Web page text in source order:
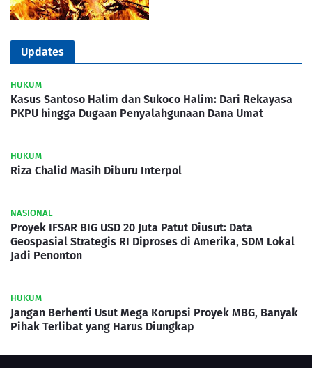
Updates
HUKUM
Kasus Santoso Halim dan Sukoco Halim: Dari Rekayasa
PKPU hingga Dugaan Penyalahgunaan Dana Umat
HUKUM
Riza Chalid Masih Diburu Interpol
NASIONAL
Proyek IFSAR BIG USD 20 Juta Patut Diusut: Data
Geospasial Strategis RI Diproses di Amerika, SDM Lokal
Jadi Penonton
HUKUM
Jangan Berhenti Usut Mega Korupsi Proyek MBG, Banyak
Pihak Terlibat yang Harus Diungkap